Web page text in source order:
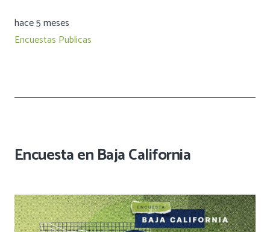
hace 5 meses
Encuestas Publicas
Encuesta en Baja California